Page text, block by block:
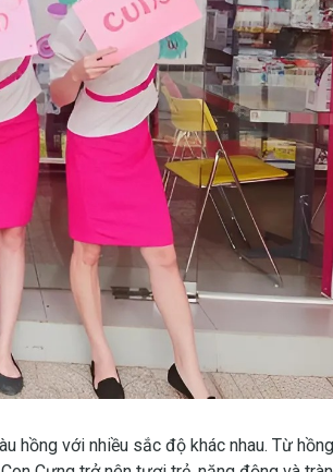
hồng với nhiều sắc độ khác nhau. Từ hồng